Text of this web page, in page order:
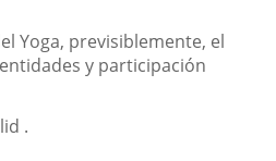
Yoga, previsiblemente, el
y participación
.